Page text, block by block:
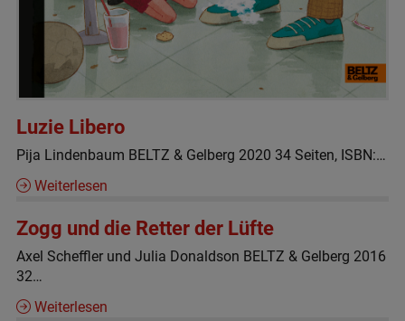
Luzie Libero
Pija Lindenbaum BELTZ & Gelberg 2020 34 Seiten, ISBN:…
Weiterlesen
Zogg und die Retter der Lüfte
Axel Scheffler und Julia Donaldson BELTZ & Gelberg 2016
32…
Weiterlesen